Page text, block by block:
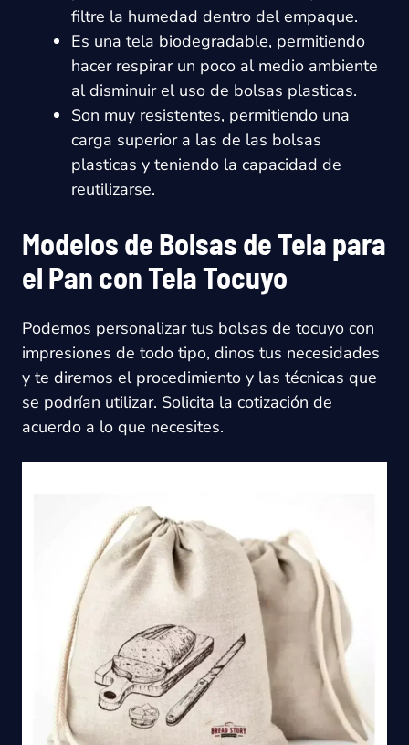
filtre la humedad dentro del empaque.
Es una tela biodegradable, permitiendo
hacer respirar un poco al medio ambiente
al disminuir el uso de bolsas plasticas.
Son muy resistentes, permitiendo una
carga superior a las de las bolsas
plasticas y teniendo la capacidad de
reutilizarse.
Modelos de Bolsas de Tela para
el Pan con Tela Tocuyo
Podemos personalizar tus bolsas de tocuyo con
impresiones de todo tipo, dinos tus necesidades
y te diremos el procedimiento y las técnicas que
se podrían utilizar. Solicita la cotización de
acuerdo a lo que necesites.